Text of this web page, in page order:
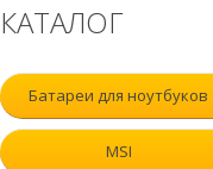
КАТАЛОГ
Батареи для ноутбуков
MSI